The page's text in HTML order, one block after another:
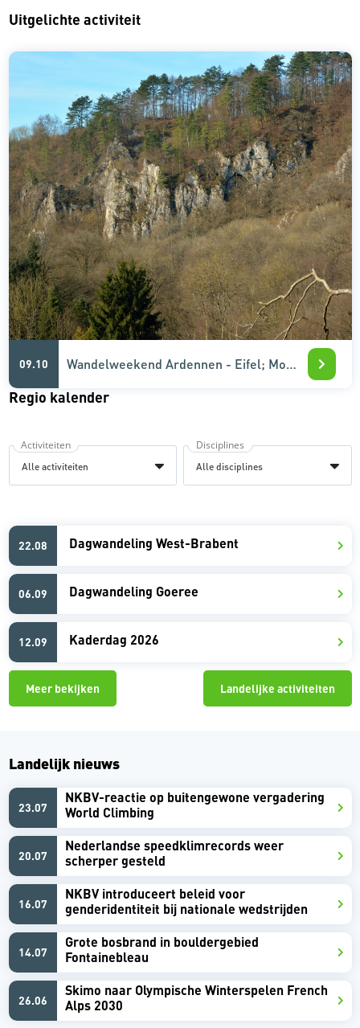
Uitgelichte activiteit
09.10 Wandelweekend Ardennen - Eifel; Monschau
Regio kalender
Activiteiten Disciplines
22.08 Dagwandeling West-Brabent
06.09 Dagwandeling Goeree
12.09 Kaderdag 2026
Meer bekijken Landelijke activiteiten
Landelijk nieuws
23.07
NKBV-reactie op buitengewone vergadering
World Climbing
20.07
Nederlandse speedklimrecords weer
scherper gesteld
16.07
NKBV introduceert beleid voor
genderidentiteit bij nationale wedstrijden
14.07
Grote bosbrand in bouldergebied
Fontainebleau
26.06
Skimo naar Olympische Winterspelen French
Alps 2030